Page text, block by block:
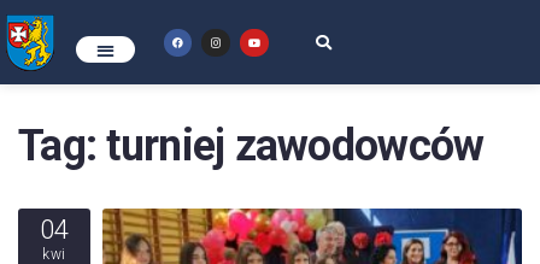
Tag:turniej zawodowców
04
kwi